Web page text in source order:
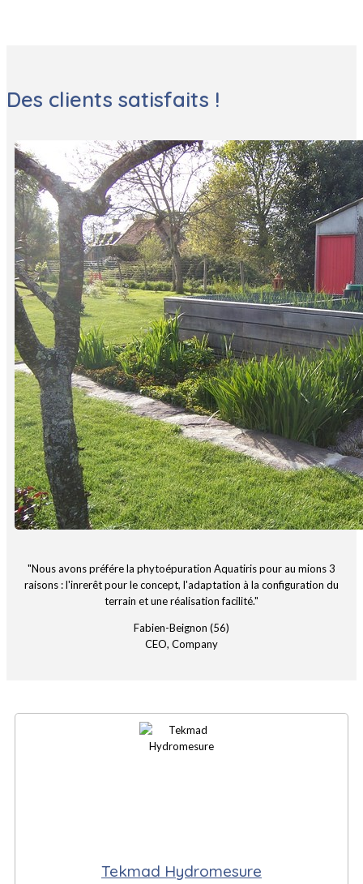
Des clients satisfaits !
"Nous avons préfére la phytoépuration Aquatiris pour au mions 3
raisons : l'inrerêt pour le concept, l'adaptation à la configuration du
terrain et une réalisation facilité."
Fabien-Beignon (56)
CEO, Company
Tekmad Hydromesure